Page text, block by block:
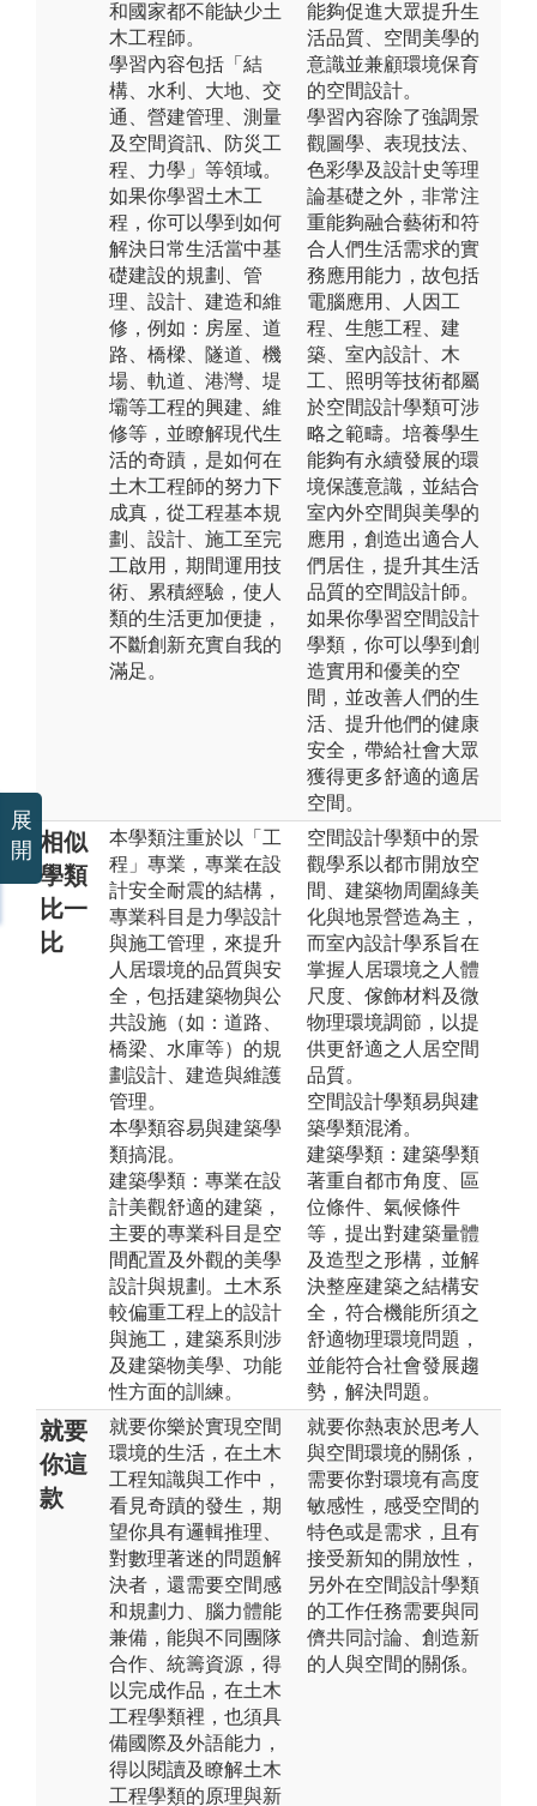
和國家都不能缺少土
木工程師。
學習內容包括「結
構、水利、大地、交
通、營建管理、測量
及空間資訊、防災工
程、力學」等領域。
如果你學習土木工
程，你可以學到如何
解決日常生活當中基
礎建設的規劃、管
理、設計、建造和維
修，例如：房屋、道
路、橋樑、隧道、機
場、軌道、港灣、堤
壩等工程的興建、維
修等，並瞭解現代生
活的奇蹟，是如何在
土木工程師的努力下
成真，從工程基本規
劃、設計、施工至完
工啟用，期間運用技
術、累積經驗，使人
類的生活更加便捷，
不斷創新充實自我的
滿足。
能夠促進大眾提升生
活品質、空間美學的
意識並兼顧環境保育
的空間設計。
學習內容除了強調景
觀圖學、表現技法、
色彩學及設計史等理
論基礎之外，非常注
重能夠融合藝術和符
合人們生活需求的實
務應用能力，故包括
電腦應用、人因工
程、生態工程、建
築、室內設計、木
工、照明等技術都屬
於空間設計學類可涉
略之範疇。培養學生
能夠有永續發展的環
境保護意識，並結合
室內外空間與美學的
應用，創造出適合人
們居住，提升其生活
品質的空間設計師。
如果你學習空間設計
學類，你可以學到創
造實用和優美的空
間，並改善人們的生
活、提升他們的健康
安全，帶給社會大眾
獲得更多舒適的適居
空間。
相似
學類
比一
比
本學類注重於以「工
程」專業，專業在設
計安全耐震的結構，
專業科目是力學設計
與施工管理，來提升
人居環境的品質與安
全，包括建築物與公
共設施（如：道路、
橋梁、水庫等）的規
劃設計、建造與維護
管理。
本學類容易與建築學
類搞混。
建築學類：專業在設
計美觀舒適的建築，
主要的專業科目是空
間配置及外觀的美學
設計與規劃。土木系
較偏重工程上的設計
與施工，建築系則涉
及建築物美學、功能
性方面的訓練。
空間設計學類中的景
觀學系以都市開放空
間、建築物周圍綠美
化與地景營造為主，
而室內設計學系旨在
掌握人居環境之人體
尺度、傢飾材料及微
物理環境調節，以提
供更舒適之人居空間
品質。
空間設計學類易與建
築學類混淆。
建築學類：建築學類
著重自都市角度、區
位條件、氣候條件
等，提出對建築量體
及造型之形構，並解
決整座建築之結構安
全，符合機能所須之
舒適物理環境問題，
並能符合社會發展趨
勢，解決問題。
就要
你這
款
就要你樂於實現空間
環境的生活，在土木
工程知識與工作中，
看見奇蹟的發生，期
望你具有邏輯推理、
對數理著迷的問題解
決者，還需要空間感
和規劃力、腦力體能
兼備，能與不同團隊
合作、統籌資源，得
以完成作品，在土木
工程學類裡，也須具
備國際及外語能力，
得以閱讀及瞭解土木
工程學類的原理與新
就要你熱衷於思考人
與空間環境的關係，
需要你對環境有高度
敏感性，感受空間的
特色或是需求，且有
接受新知的開放性，
另外在空間設計學類
的工作任務需要與同
儕共同討論、創造新
的人與空間的關係。
展
開